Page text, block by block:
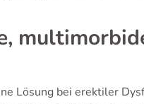
Lösung bei erektiler